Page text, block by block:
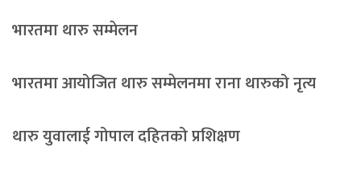
भारतमा थारु सम्मेलन
भारतमा आयोजित थारु सम्मेलनमा राना थारुको नृत्य
थारु युवालाई गोपाल दहितको प्रशिक्षण